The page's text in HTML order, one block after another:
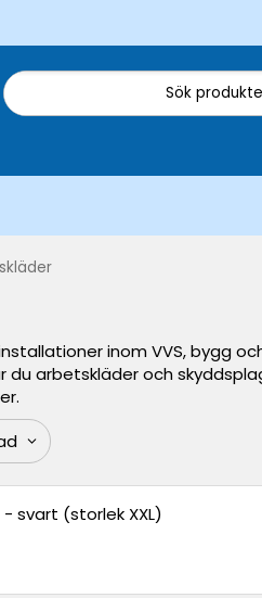
inom VVS, bygg
du arbetskläder och
svart (storlek XXL)